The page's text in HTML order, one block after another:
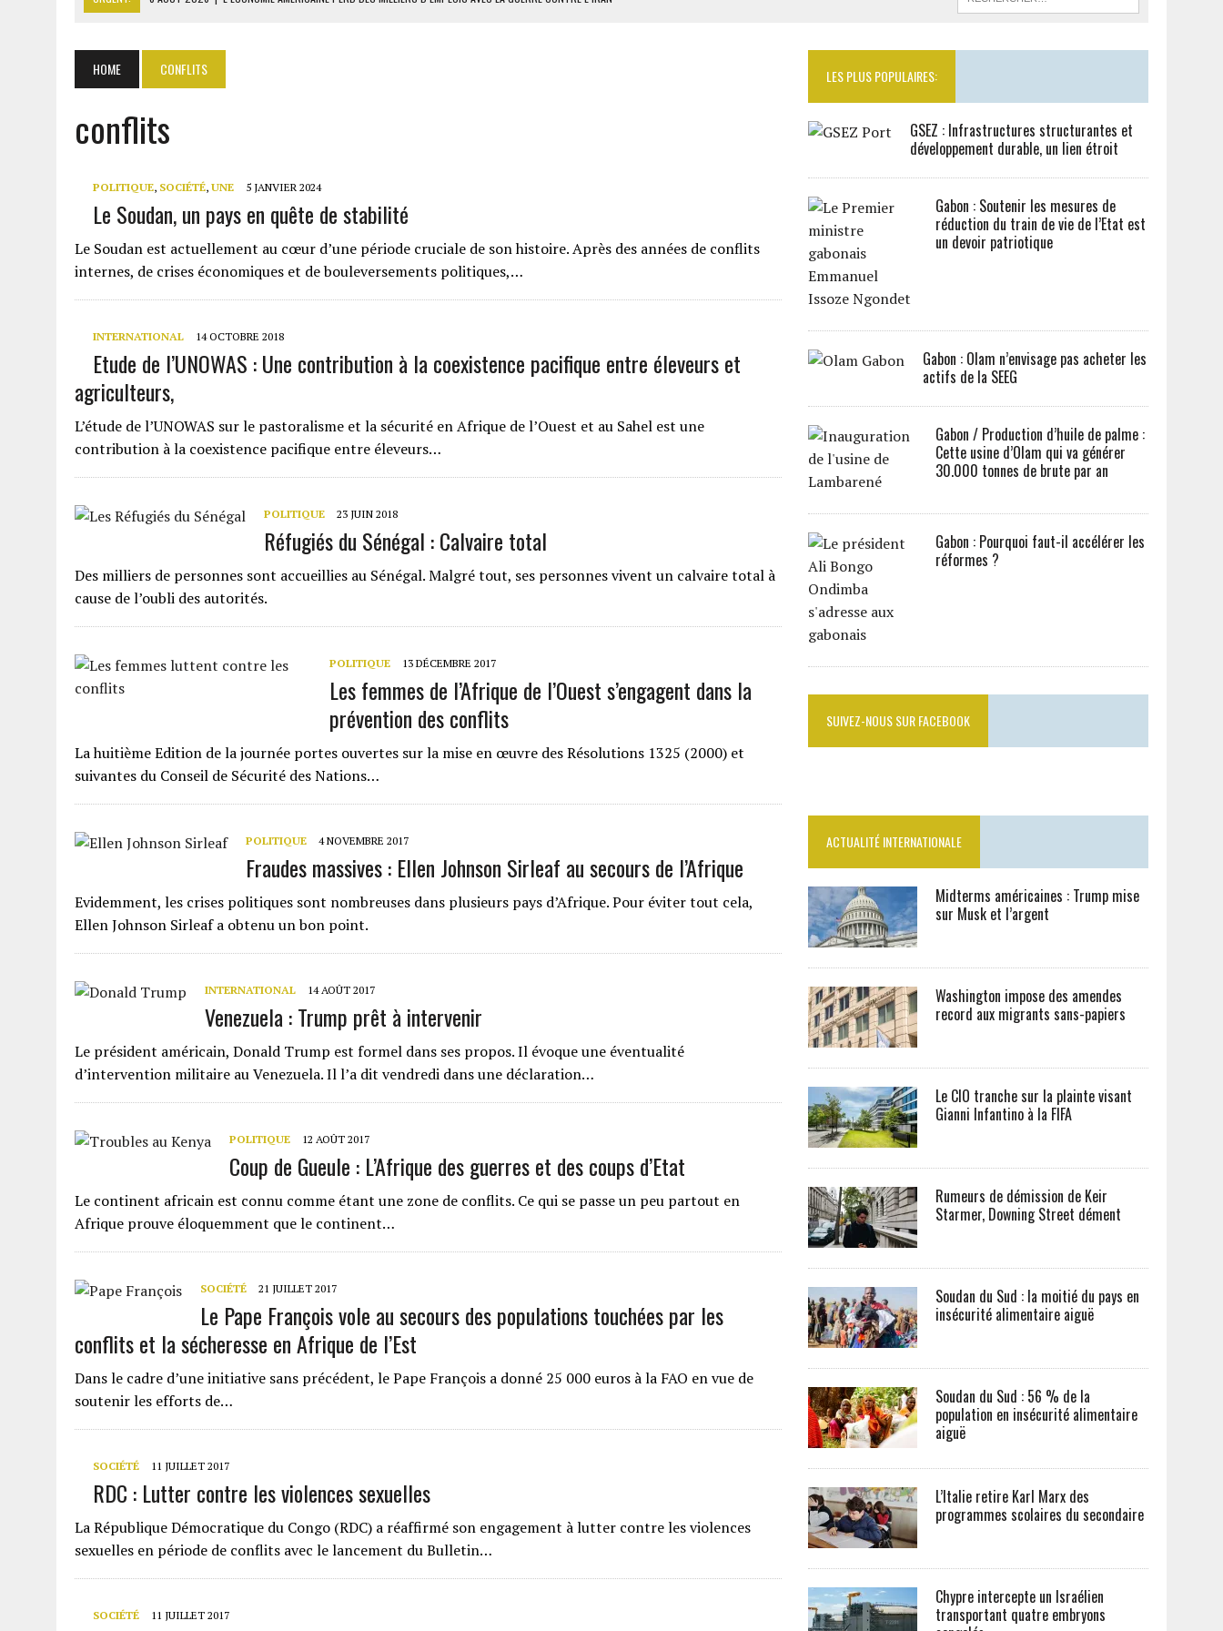
8 AOÛT 2026 | LIBAN-SUD : LE CHANTIER DE RECONSTRUCTION DES VILLAGES S’OUVRE TIMIDEMENT
8 AOÛT 2026
HOME CONFLITS
conflits
POLITIQUE, SOCIÉTÉ, UNE 5 JANVIER 2024
Le Soudan, un pays en quête de stabilité
Le Soudan est actuellement au cœur d’une période cruciale de son histoire. Après des années de conflits
internes, de crises économiques et de bouleversements politiques,…
INTERNATIONAL 14 OCTOBRE 2018
Etude de l’UNOWAS : Une contribution à la coexistence pacifique entre éleveurs et
agriculteurs,
L’étude de l’UNOWAS sur le pastoralisme et la sécurité en Afrique de l’Ouest et au Sahel est une
contribution à la coexistence pacifique entre éleveurs…
POLITIQUE 23 JUIN 2018
Réfugiés du Sénégal : Calvaire total
Des milliers de personnes sont accueillies au Sénégal. Malgré tout, ses personnes vivent un calvaire total à
cause de l’oubli des autorités.
POLITIQUE 13 DÉCEMBRE 2017
Les femmes de l’Afrique de l’Ouest s’engagent dans la
prévention des conflits
La huitième Edition de la journée portes ouvertes sur la mise en œuvre des Résolutions 1325 (2000) et
suivantes du Conseil de Sécurité des Nations…
POLITIQUE 4 NOVEMBRE 2017
Fraudes massives : Ellen Johnson Sirleaf au secours de l’Afrique
Evidemment, les crises politiques sont nombreuses dans plusieurs pays d’Afrique. Pour éviter tout cela,
Ellen Johnson Sirleaf a obtenu un bon point.
INTERNATIONAL 14 AOÛT 2017
Venezuela : Trump prêt à intervenir
Le président américain, Donald Trump est formel dans ses propos. Il évoque une éventualité
d’intervention militaire au Venezuela. Il l’a dit vendredi dans une déclaration…
POLITIQUE 12 AOÛT 2017
Coup de Gueule : L’Afrique des guerres et des coups d’Etat
Le continent africain est connu comme étant une zone de conflits. Ce qui se passe un peu partout en
Afrique prouve éloquemment que le continent…
SOCIÉTÉ 21 JUILLET 2017
Le Pape François vole au secours des populations touchées par les
conflits et la sécheresse en Afrique de l’Est
Dans le cadre d’une initiative sans précédent, le Pape François a donné 25 000 euros à la FAO en vue de
soutenir les efforts de…
SOCIÉTÉ 11 JUILLET 2017
RDC : Lutter contre les violences sexuelles
La République Démocratique du Congo (RDC) a réaffirmé son engagement à lutter contre les violences
sexuelles en période de conflits avec le lancement du Bulletin…
SOCIÉTÉ 11 JUILLET 2017
LES PLUS POPULAIRES:
GSEZ : Infrastructures structurantes et
développement durable, un lien étroit
Gabon : Soutenir les mesures de
réduction du train de vie de l’Etat est
un devoir patriotique
Gabon : Olam n’envisage pas acheter les
actifs de la SEEG
Gabon / Production d’huile de palme :
Cette usine d’Olam qui va générer
30.000 tonnes de brute par an
Gabon : Pourquoi faut-il accélérer les
réformes ?
SUIVEZ-NOUS SUR FACEBOOK
ACTUALITÉ INTERNATIONALE
Midterms américaines : Trump mise
sur Musk et l’argent
Washington impose des amendes
record aux migrants sans-papiers
Le CIO tranche sur la plainte visant
Gianni Infantino à la FIFA
Rumeurs de démission de Keir
Starmer, Downing Street dément
Soudan du Sud : la moitié du pays en
insécurité alimentaire aiguë
Soudan du Sud : 56 % de la
population en insécurité alimentaire
aiguë
L’Italie retire Karl Marx des
programmes scolaires du secondaire
Chypre intercepte un Israélien
transportant quatre embryons